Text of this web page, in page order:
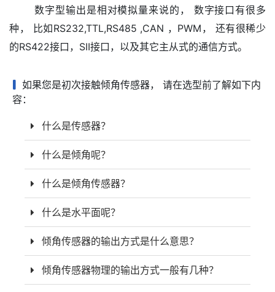
数字型输出是相对模拟量来说的， 数字接口有很多
种， 比如RS232,TTL,RS485 ,CAN ，PWM， 还有很稀少
的RS422接口，SII接口，以及其它主从式的通信方式。
如果您是初次接触倾角传感器， 请在选型前了解如下内
容：
什么是传感器？
什么是倾角呢？
什么是倾角传感器？
什么是水平面呢？
倾角传感器的输出方式是什么意思？
倾角传感器物理的输出方式一般有几种？